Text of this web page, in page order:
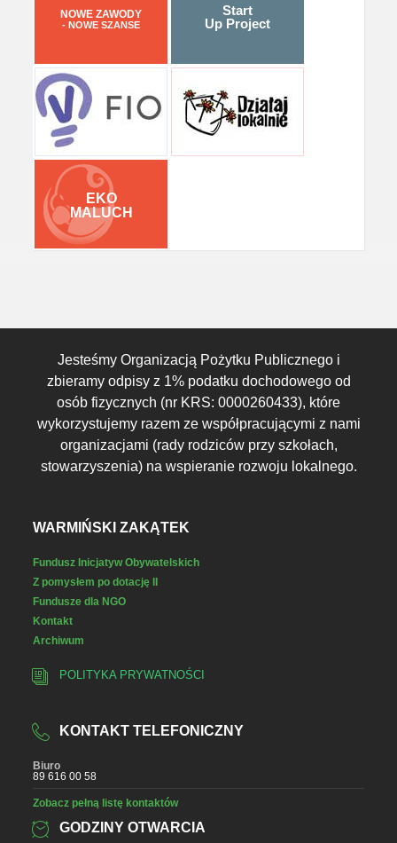
NOWE ZAWODY
- NOWE SZANSE
Start
Up Project
EKO
MALUCH
Jesteśmy Organizacją Pożytku Publicznego i
zbieramy odpisy z 1% podatku dochodowego od
osób fizycznych (nr KRS: 0000260433), które
wykorzystujemy razem ze współpracującymi z nami
organizacjami (rady rodziców przy szkołach,
stowarzyszenia) na wspieranie rozwoju lokalnego.
WARMIŃSKI ZAKĄTEK
Fundusz Inicjatyw Obywatelskich
Z pomysłem po dotację II
Fundusze dla NGO
Kontakt
Archiwum
POLITYKA PRYWATNOŚCI
KONTAKT TELEFONICZNY
Biuro
89 616 00 58
Zobacz pełną listę kontaktów
GODZINY OTWARCIA